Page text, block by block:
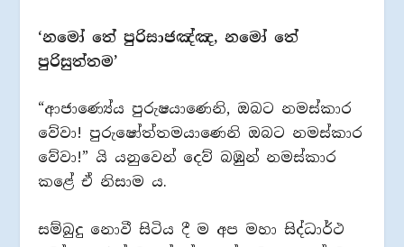
‘නමෝ තේ පුරිසාජඤ්ඤ, නමෝ තේ
පුරිසුත්තම’
“ආජාණ්‍යේය පුරුෂයාණෙනි, ඔබට නමස්කාර
වේවා! පුරුෂෝත්තමයාණෙනි ඔබට නමස්කාර
වේවා!” යි යනුවෙන් දෙව් බඹුන් නමස්කාර
කළේ ඒ නිසාම ය.
සම්බුදු නොවී සිටිය දී ම අප මහා සිද්ධාර්ථ